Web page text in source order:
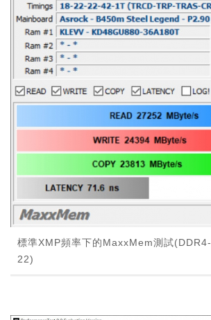
標準XMP頻率下的MaxxMem測試
22)